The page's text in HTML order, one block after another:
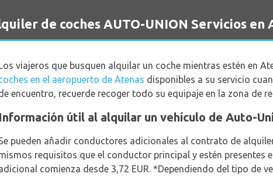
de coches AUTO-UNION Servicios
viajeros que busquen alquilar un coche mientras estén en
en el aeropuerto de Atenas disponibles a su servicio
encuentro, recuerde recoger todo su equipaje en la zona de
Información útil al alquilar un vehículo de Auto-
pueden añadir conductores adicionales al contrato de
requisitos que el conductor principal y estén presentes
comienza desde 3,72 EUR. *Dependiendo del tipo de